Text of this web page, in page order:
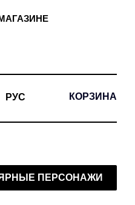
РУС КОРЗИНА
ПЕРСОНАЖИ